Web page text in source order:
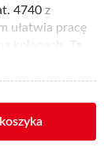
4740 z
ułatwia pracę
kolanach. Ta
zostać